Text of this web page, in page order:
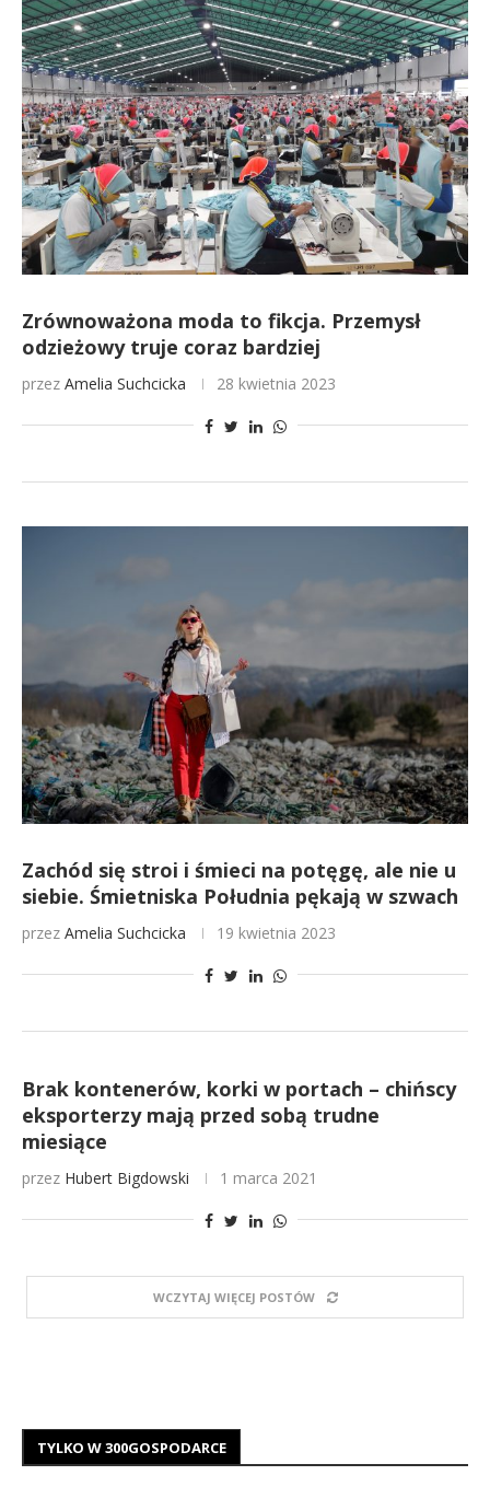
Zrównoważona moda to fikcja. Przemysł
odzieżowy truje coraz bardziej
przez Amelia Suchcicka 28 kwietnia 2023
Zachód się stroi i śmieci na potęgę, ale nie u
siebie. Śmietniska Południa pękają w szwach
przez Amelia Suchcicka 19 kwietnia 2023
Brak kontenerów, korki w portach – chińscy
eksporterzy mają przed sobą trudne
miesiące
przez Hubert Bigdowski 1 marca 2021
WCZYTAJ WIĘCEJ POSTÓW
TYLKO W 300GOSPODARCE